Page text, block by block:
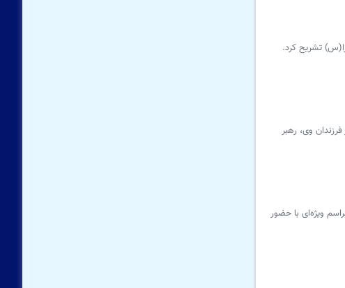
تشریح کرد.
سن ۲۰ سالگی ازدواج کرد و یکی از فرزندان وی، رهبر
ویژه‌ای با حضور